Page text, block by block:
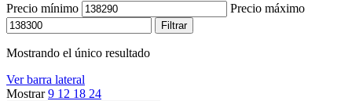
Precio mínimo Precio máximo
Filtrar
Mostrando el único resultado
Ver barra lateral
Mostrar9 12 18 24